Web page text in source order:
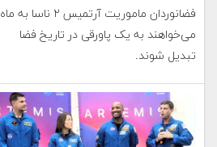
فضانوردان ماموریت آرتمیس ۲ ناسا به ماه
می‌خواهند به یک پاورقی در تاریخ فضا
تبدیل شوند.